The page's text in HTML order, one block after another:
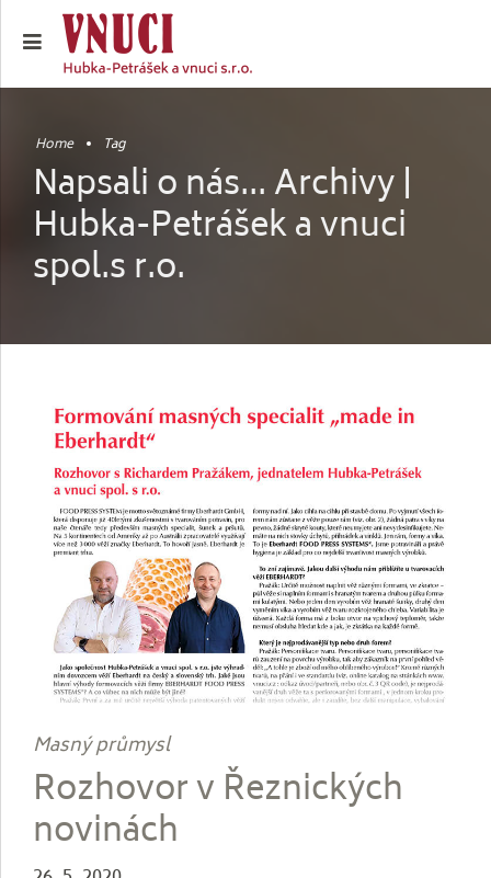
Home Tag
Napsali o nás... Archivy |
Hubka-Petrášek a vnuci
spol.s r.o.
Masný průmysl
Rozhovor v Řeznických
novinách